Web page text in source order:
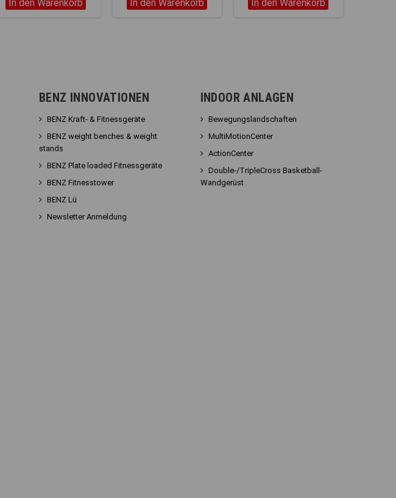
In den Warenkorb
In den Warenkorb
In den Warenkorb
BENZ INNOVATIONEN
BENZ Kraft- & Fitnessgeräte
BENZ weight benches & weight
stands
BENZ Plate loaded Fitnessgeräte
BENZ Fitnesstower
BENZ Lü
Newsletter Anmeldung
INDOOR ANLAGEN
Bewegungslandschaften
MultiMotionCenter
ActionCenter
Double-/TripleCross Basketball-
Wandgerüst